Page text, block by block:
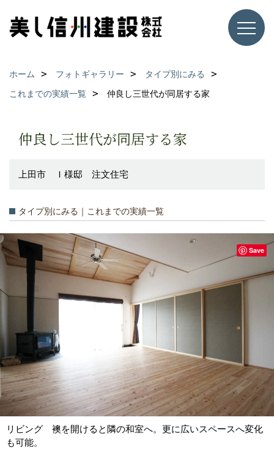
ホーム フォトギャラリー
タイプ別にみる
これまでの実績一覧
仲良し三世代が同居する家
仲良し三世代が同居する家
上田市 Ｉ様邸 注文住宅
タイプ別にみる｜これまでの実績一覧
リビング 襖を開けると隣の和室へ。更に広いスペースへ変化
も可能。
Save